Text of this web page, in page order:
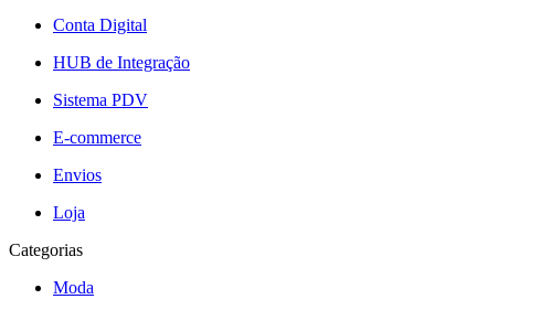
Conta Digital
HUB de Integração
Sistema PDV
E-commerce
Envios
Loja
Categorias
Moda